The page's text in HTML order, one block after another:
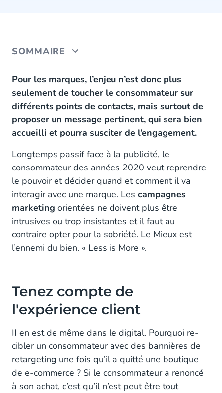
SOMMAIRE
Tenez compte de l'expérience client
Comment comprendre et répondre aux besoins
des consommateurs ?
Pour les marques, l’enjeu n’est donc plus
seulement de toucher le consommateur sur
différents points de contacts, mais surtout de
proposer un message pertinent, qui sera bien
accueilli et pourra susciter de l’engagement.
Longtemps passif face à la publicité, le
consommateur des années 2020 veut reprendre
le pouvoir et décider quand et comment il va
interagir avec une marque. Les campagnes
marketing orientées ne doivent plus être
intrusives ou trop insistantes et il faut au
contraire opter pour la sobriété. Le Mieux est
l’ennemi du bien. « Less is More ».
Tenez compte de
l'expérience client
II en est de même dans le digital. Pourquoi re-
cibler un consommateur avec des bannières de
retargeting une fois qu’il a quitté une boutique
de e-commerce ? Si le consommateur a renoncé
à son achat, c’est qu’il n’est peut être tout